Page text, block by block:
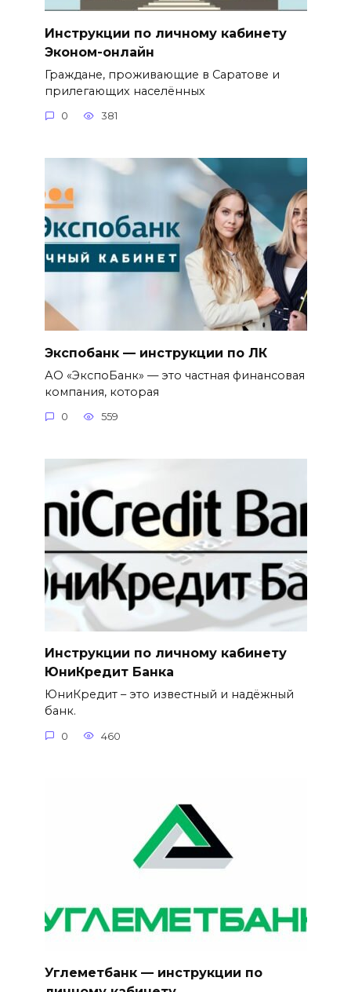
Инструкции по личному кабинету
Эконом-онлайн
Граждане, проживающие в Саратове и
прилегающих населённых
0 381
Экспобанк — инструкции по ЛК
АО «ЭкспоБанк» — это частная финансовая
компания, которая
0 559
Инструкции по личному кабинету
ЮниКредит Банка
ЮниКредит – это известный и надёжный
банк.
0 460
Углеметбанк — инструкции по